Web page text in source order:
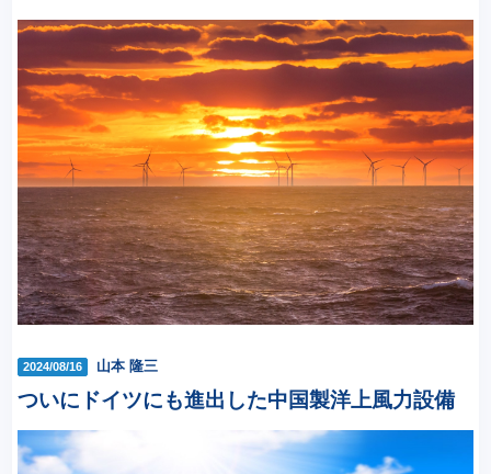
2024/08/16 山本 隆三
ついにドイツにも進出した中国製洋上風力設備